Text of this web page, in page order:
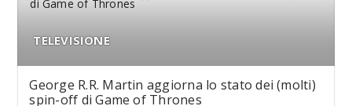
TELEVISIONE
George R.R. Martin aggiorna lo stato dei (molti)
spin-off di Game of Thrones